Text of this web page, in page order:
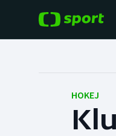
Hokej
HOKEJ